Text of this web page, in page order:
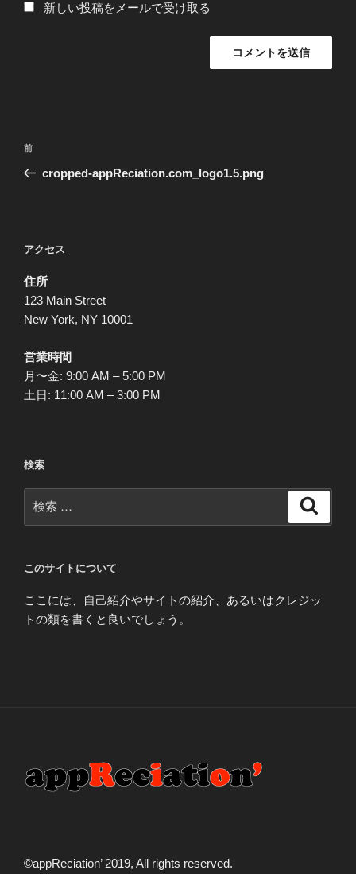
新しい投稿をメールで受け取る
投
ー
シ
ョ
ン
過
去
前
cropped-appReciation.com_logo1.5.png
アクセス
住所
123 Main Street
New York, NY 10001
営業時間
月〜金: 9:00 AM – 5:00 PM
土日: 11:00 AM – 3:00 PM
検索
索:
このサイトについて
ここには、自己紹介やサイトの紹介、あるいはクレジッ
トの類を書くと良いでしょう。
©️appReciation’ 2019, All rights reserved.